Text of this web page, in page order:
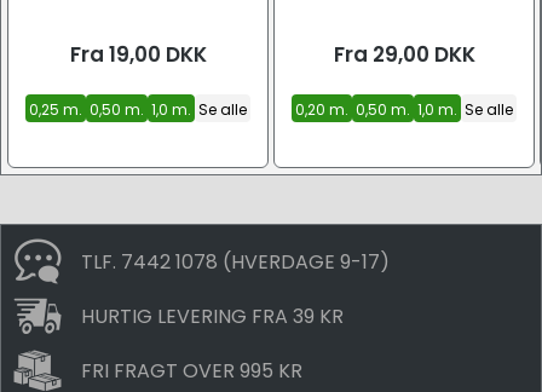
Fra 19,00 DKK
0,25 m. 0,50 m. 1,0 m. Se alle
Fra 29,00 DKK
0,20 m. 0,50 m. 1,0 m. Se alle
TLF. 7442 1078 (HVERDAGE 9-17)
HURTIG LEVERING FRA 39 KR
FRI FRAGT OVER 995 KR